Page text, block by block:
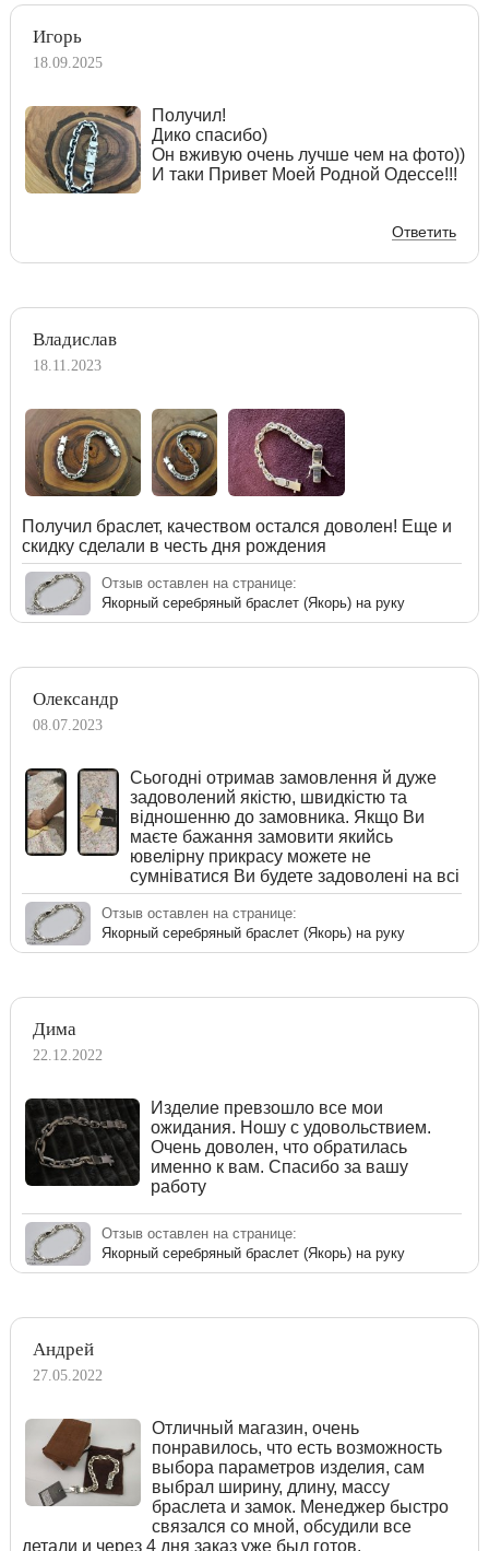
Игорь
18.09.2025
Получил!
Дико спасибо)
Он вживую очень лучше чем на фото))
И таки Привет Моей Родной Одессе!!!
Ответить
Владислав
18.11.2023
Получил браслет, качеством остался доволен! Еще и
скидку сделали в честь дня рождения
Отзыв оставлен на странице:
Якорный серебряный браслет (Якорь) на руку
Олександр
08.07.2023
Сьогодні отримав замовлення й дуже
задоволений якістю, швидкістю та
відношенню до замовника. Якщо Ви
маєте бажання замовити якийсь
ювелірну прикрасу можете не
сумніватися Ви будете задоволені на всі
Отзыв оставлен на странице:
Якорный серебряный браслет (Якорь) на руку
Дима
22.12.2022
Изделие превзошло все мои
ожидания. Ношу с удовольствием.
Очень доволен, что обратилась
именно к вам. Спасибо за вашу
работу
Отзыв оставлен на странице:
Якорный серебряный браслет (Якорь) на руку
Андрей
27.05.2022
Отличный магазин, очень
понравилось, что есть возможность
выбора параметров изделия, сам
выбрал ширину, длину, массу
браслета и замок. Менеджер быстро
связался со мной, обсудили все
детали и через 4 дня заказ уже был готов.